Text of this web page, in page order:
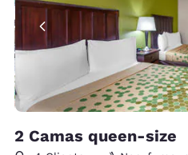
2 Camas queen-size